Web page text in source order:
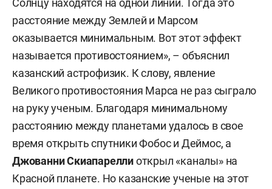
Солнцу находятся на одной линии. Тогда это
расстояние между Землей и Марсом
оказывается минимальным. Вот этот эффект
называется противостоянием», – объяснил
казанский астрофизик. К слову, явление
Великого противостояния Марса не раз сыграло
на руку ученым. Благодаря минимальному
расстоянию между планетами удалось в свое
время открыть спутники Фобос и Деймос, а
Джованни Скиапареллиоткрыл «каналы» на
Красной планете. Но казанские ученые на этот